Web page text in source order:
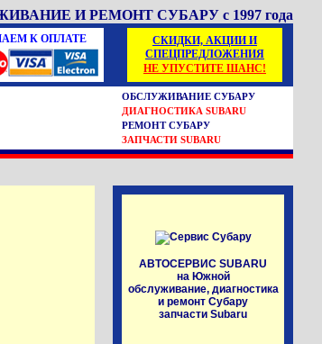
И РЕМОНТ СУБАРУ с 1997 года
К ОПЛАТЕ
СКИДКИ, АКЦИИ И
СПЕЦПРЕДЛОЖЕНИЯ
НЕ УПУСТИТЕ ШАНС!
ОБСЛУЖИВАНИЕ СУБАРУ
ДИАГНОСТИКА SUBARU
РЕМОНТ СУБАРУ
ЗАПЧАСТИ SUBARU
АВТОСЕРВИС SUBARU
на Южной
обслуживание, диагностика
и ремонт Субару
запчасти Subaru